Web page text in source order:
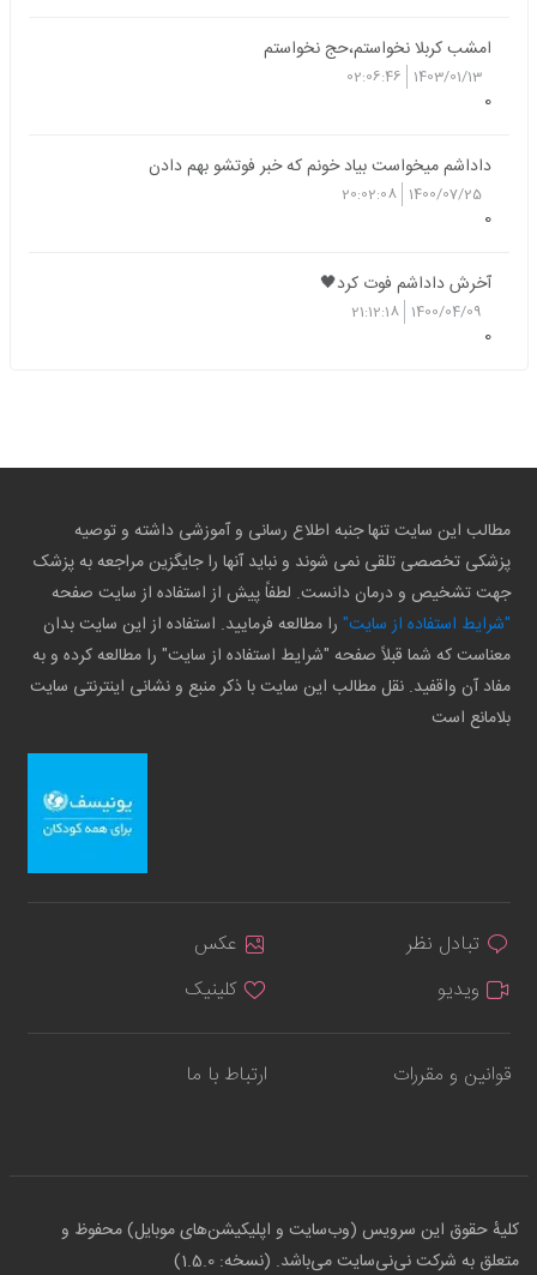
امشب کربلا نخواستم،حج نخواستم
1403/01/13
02:06:46
0
داداشم میخواست بیاد خونم که خبر فوتشو بهم دادن
1400/07/25
20:02:08
0
آخرش داداشم فوت کرد🖤
1400/04/09
21:12:18
0
مطالب این سایت تنها جنبه اطلاع رسانی و آموزشی داشته و توصیه
پزشکی تخصصی تلقی نمی شوند و نباید آنها را جایگزین مراجعه به پزشک
جهت تشخیص و درمان دانست. لطفاً پیش از استفاده از سایت صفحه
"شرایط استفاده از سایت" را مطالعه فرمایید. استفاده از این سایت بدان
معناست که شما قبلاً صفحه "شرایط استفاده از سایت" را مطالعه کرده و به
مفاد آن واقفید. نقل مطالب این سایت با ذکر منبع و نشانی اینترنتی سایت
بلامانع است
تبادل نظر
عکس
ویدیو
کلینیک
قوانین و مقررات ارتباط با ما
کلیهٔ حقوق این سرویس (وب‌سایت و اپلیکیشن‌های موبایل) محفوظ و
متعلق به شرکت نی‌نی‌سایت می‌باشد. (نسخه: 1.5.0)